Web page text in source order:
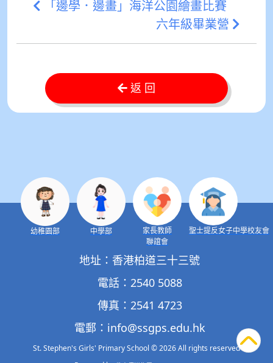
「邊學．邊畫」海洋公園繪畫比賽
六年級畢業營
返 回
地址：香港柏道三十三號
電話：2540 5088
傳真：2541 4723
電郵： info@ssgps.edu.hk
幼稚園部 中學部
家長教師
聯誼會
聖士提反女子中學校友會
St. Stephen's Girls' Primary School © 2026 All rights reserved